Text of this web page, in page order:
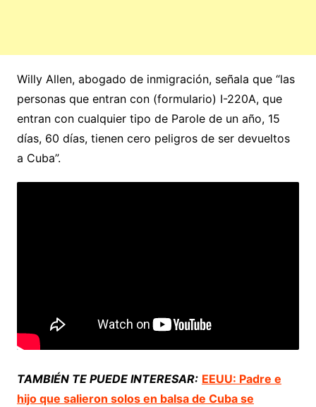
Willy Allen, abogado de inmigración, señala que “las
personas que entran con (formulario) I-220A, que
entran con cualquier tipo de Parole de un año, 15
días, 60 días, tienen cero peligros de ser devueltos
a Cuba”.
TAMBIÉN TE PUEDE INTERESAR: EEUU: Padre e
hijo que salieron solos en balsa de Cuba se